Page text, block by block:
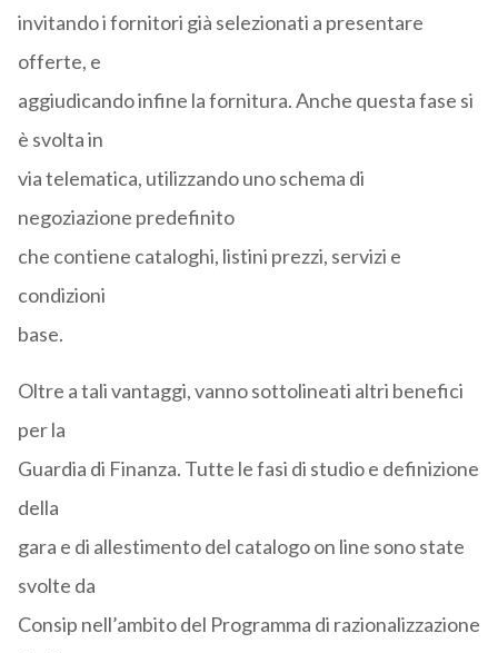
invitando i fornitori già selezionati a presentare
offerte, e
aggiudicando infine la fornitura. Anche questa fase si
è svolta in
via telematica, utilizzando uno schema di
negoziazione predefinito
che contiene cataloghi, listini prezzi, servizi e
condizioni
base.
Oltre a tali vantaggi, vanno sottolineati altri benefici
per la
Guardia di Finanza. Tutte le fasi di studio e definizione
della
gara e di allestimento del catalogo on line sono state
svolte da
Consip nell’ambito del Programma di razionalizzazione